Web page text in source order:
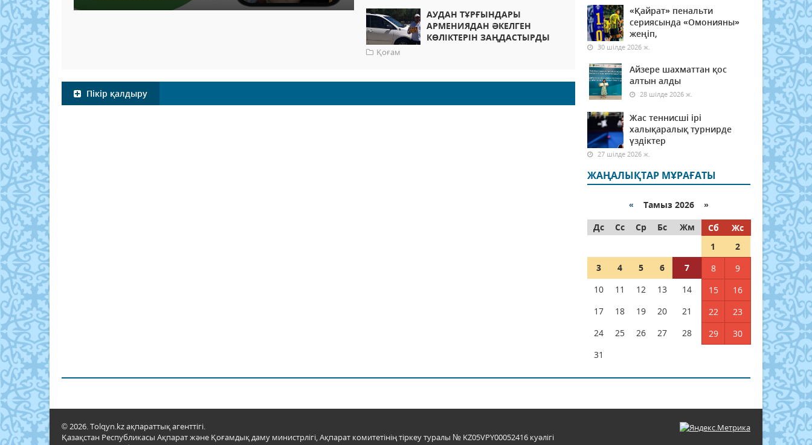
АУДАН ТҰРҒЫНДАРЫ
АРМЕНИЯДАН ӘКЕЛГЕН
КӨЛІКТЕРІН ЗАҢДАСТЫРДЫ
Қоғам
Пікір қалдыру
«Қайрат» пенальти
сериясында «Омонияны»
жеңіп,
30 шілде 2026 ж.
Айзере шахматтан қос
алтын алды
28 шілде 2026 ж.
Жас теннисші ірі
халықаралық турнирде
үздіктер
27 шілде 2026 ж.
ЖАҢАЛЫҚТАР МҰРАҒАТЫ
« Тамыз 2026 »
Дс
Сс Ср Бс Жм Сб
Жс
1
2
3
4 5 6 7 8
9
10
11 12 13 14 15
16
17
18 19 20 21 22
23
24
25 26 27 28 29
30
31
© 2026. Tolqyn.kz ақпараттық агенттігі.
Қазақстан Республикасы Ақпарат және Қоғамдық даму министрлігі, Ақпарат комитетінің тіркеу туралы № KZ05VPY00052416 куәлігі